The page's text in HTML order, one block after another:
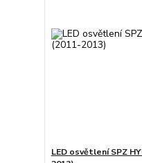
LED osvětlení SPZ